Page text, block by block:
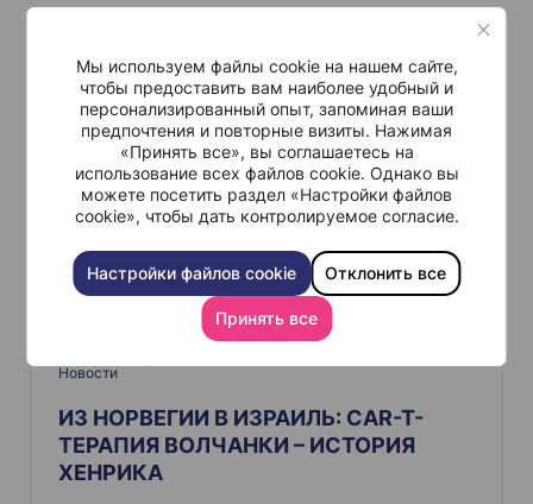
Мы используем файлы cookie на нашем сайте,
чтобы предоставить вам наиболее удобный и
персонализированный опыт, запоминая ваши
предпочтения и повторные визиты. Нажимая
«Принять все», вы соглашаетесь на
использование всех файлов cookie. Однако вы
можете посетить раздел «Настройки файлов
cookie», чтобы дать контролируемое согласие.
Настройки файлов cookie Отклонить все
Принять все
п
Новости
ИЗ НОРВЕГИИ В ИЗРАИЛЬ: CAR-T-
ТЕРАПИЯ ВОЛЧАНКИ – ИСТОРИЯ
ХЕНРИКА